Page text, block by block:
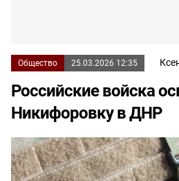
Общество 25.03.2026 12:35
Российские войска
Никифоровку в ДНР